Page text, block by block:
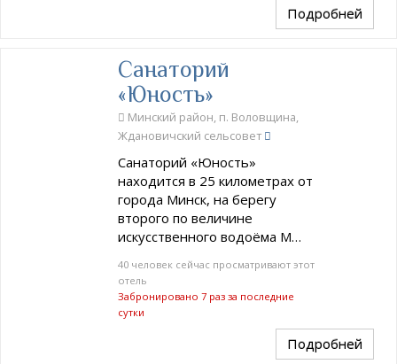
Подробней
Санаторий
«Юность»
Минский район, п. Воловщина,
Ждановичский сельсовет
Санаторий «Юность»
находится в 25 километрах от
города Минск, на берегу
второго по величине
искусственного водоёма М…
40 человек сейчас просматривают этот
отель
Забронировано 7 раз за последние
сутки
Подробней